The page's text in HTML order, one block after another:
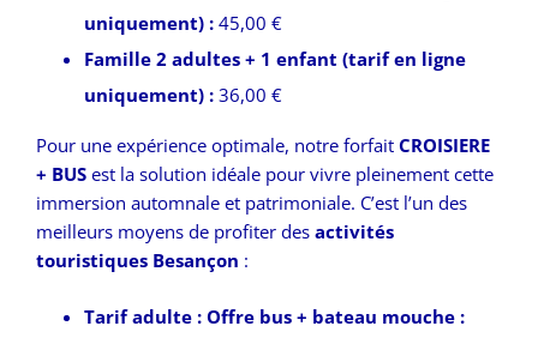
uniquement) : 45,00 €
Famille 2 adultes + 1 enfant (tarif en ligne
uniquement) : 36,00 €
Pour une expérience optimale, notre forfait CROISIERE
+ BUS est la solution idéale pour vivre pleinement cette
immersion automnale et patrimoniale. C’est l’un des
meilleurs moyens de profiter des activités
touristiques Besançon :
Tarif adulte : Offre bus + bateau mouche :